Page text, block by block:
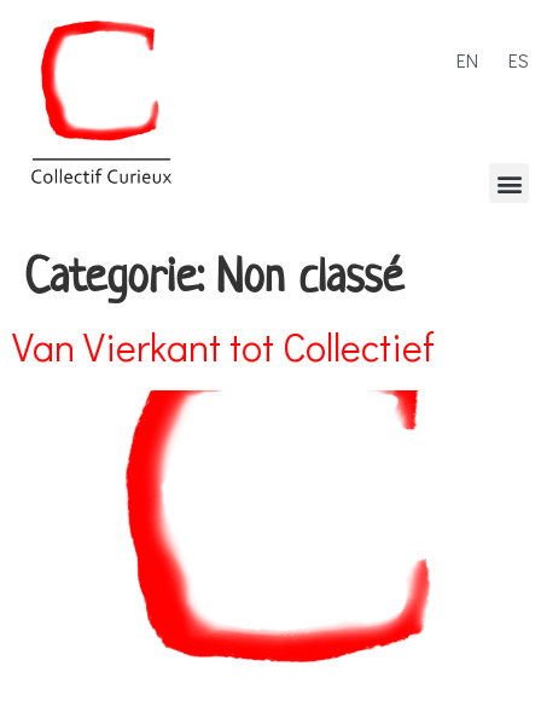
EN ES
Categorie: Non classé
Van Vierkant tot Collectief